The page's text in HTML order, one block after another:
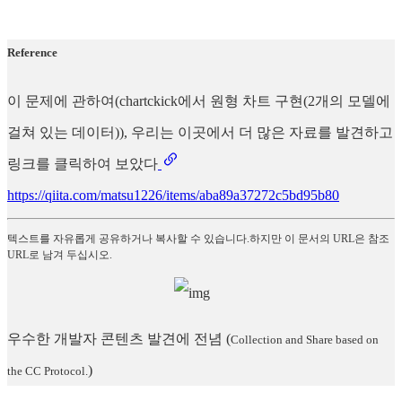
Reference
이 문제에 관하여(chartckick에서 원형 차트 구현(2개의 모델에
걸쳐 있는 데이터)), 우리는 이곳에서 더 많은 자료를 발견하고
링크를 클릭하여 보았다
https://qiita.com/matsu1226/items/aba89a37272c5bd95b80
텍스트를 자유롭게 공유하거나 복사할 수 있습니다.하지만 이 문서의 URL은 참조
URL로 남겨 두십시오.
우수한 개발자 콘텐츠 발견에 전념 (Collection and Share based on
the CC Protocol.)